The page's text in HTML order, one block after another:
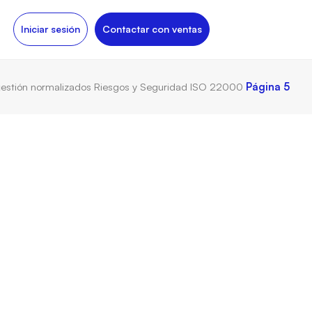
Iniciar sesión Contactar con ventas
normalizados Riesgos y Seguridad ISO 22000 Página 5